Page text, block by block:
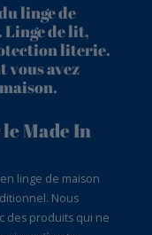
linge de
de lit,
literie.
vous avez
Made In
linge de maison
Nous
des produits qui ne